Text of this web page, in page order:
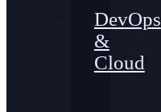
DevOps
&
Cloud